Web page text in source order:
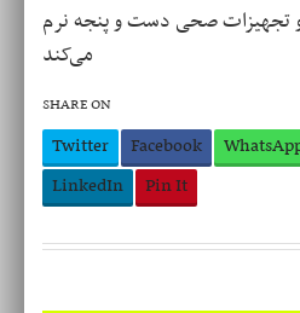
و تجهیزات صحی دست و پنجه نرم
می‌کند
SHARE ON
Twitter Facebook
LinkedIn
Pin It